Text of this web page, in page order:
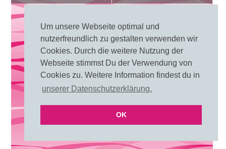
Um unsere Webseite optimal und
nutzerfreundlich zu gestalten verwenden wir
Cookies. Durch die weitere Nutzung der
Webseite stimmst Du der Verwendung von
Cookies zu. Weitere Information findest du in
unserer Datenschutzerklärung.
OK